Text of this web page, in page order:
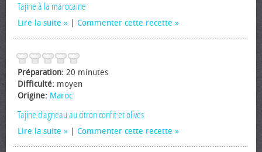
Tajine à la marocaine
Lire la suite Commenter cette recette
Préparation: 20 minutes
Difficulté: moyen
Origine: Maroc
Tajine d'agneau au citron confit et olives
Lire la suite Commenter cette recette